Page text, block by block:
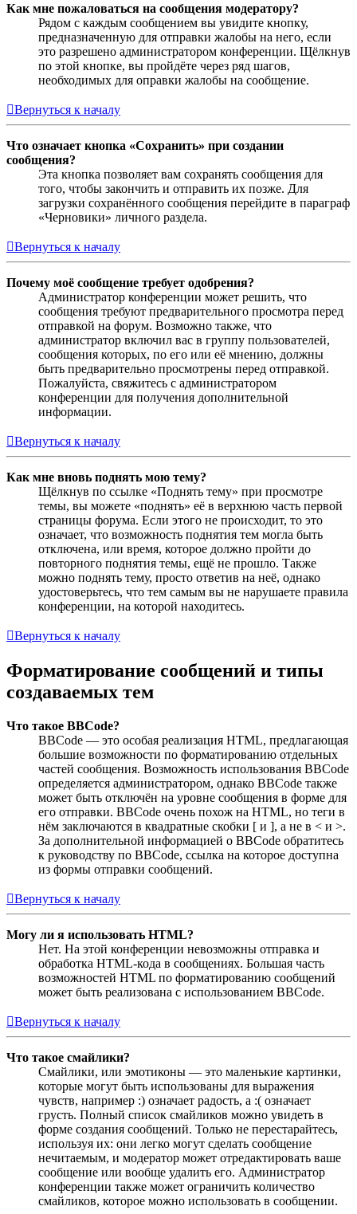
Как мне пожаловаться на сообщения модератору?
Рядом с каждым сообщением вы увидите кнопку,
предназначенную для отправки жалобы на него, если
это разрешено администратором конференции. Щёлкнув
по этой кнопке, вы пройдёте через ряд шагов,
необходимых для оправки жалобы на сообщение.
Вернуться к началу
Что означает кнопка «Сохранить» при создании
сообщения?
Эта кнопка позволяет вам сохранять сообщения для
того, чтобы закончить и отправить их позже. Для
загрузки сохранённого сообщения перейдите в параграф
«Черновики» личного раздела.
Вернуться к началу
Почему моё сообщение требует одобрения?
Администратор конференции может решить, что
сообщения требуют предварительного просмотра перед
отправкой на форум. Возможно также, что
администратор включил вас в группу пользователей,
сообщения которых, по его или её мнению, должны
быть предварительно просмотрены перед отправкой.
Пожалуйста, свяжитесь с администратором
конференции для получения дополнительной
информации.
Вернуться к началу
Как мне вновь поднять мою тему?
Щёлкнув по ссылке «Поднять тему» при просмотре
темы, вы можете «поднять» её в верхнюю часть первой
страницы форума. Если этого не происходит, то это
означает, что возможность поднятия тем могла быть
отключена, или время, которое должно пройти до
повторного поднятия темы, ещё не прошло. Также
можно поднять тему, просто ответив на неё, однако
удостоверьтесь, что тем самым вы не нарушаете правила
конференции, на которой находитесь.
Вернуться к началу
Форматирование сообщений и типы
создаваемых тем
Что такое BBCode?
BBCode — это особая реализация HTML, предлагающая
большие возможности по форматированию отдельных
частей сообщения. Возможность использования BBCode
определяется администратором, однако BBCode также
может быть отключён на уровне сообщения в форме для
его отправки. BBCode очень похож на HTML, но теги в
нём заключаются в квадратные скобки [ и ], а не в < и >.
За дополнительной информацией о BBCode обратитесь
к руководству по BBCode, ссылка на которое доступна
из формы отправки сообщений.
Вернуться к началу
Могу ли я использовать HTML?
Нет. На этой конференции невозможны отправка и
обработка HTML-кода в сообщениях. Большая часть
возможностей HTML по форматированию сообщений
может быть реализована с использованием BBCode.
Вернуться к началу
Что такое смайлики?
Смайлики, или эмотиконы — это маленькие картинки,
которые могут быть использованы для выражения
чувств, например :) означает радость, а :( означает
грусть. Полный список смайликов можно увидеть в
форме создания сообщений. Только не перестарайтесь,
используя их: они легко могут сделать сообщение
нечитаемым, и модератор может отредактировать ваше
сообщение или вообще удалить его. Администратор
конференции также может ограничить количество
смайликов, которое можно использовать в сообщении.